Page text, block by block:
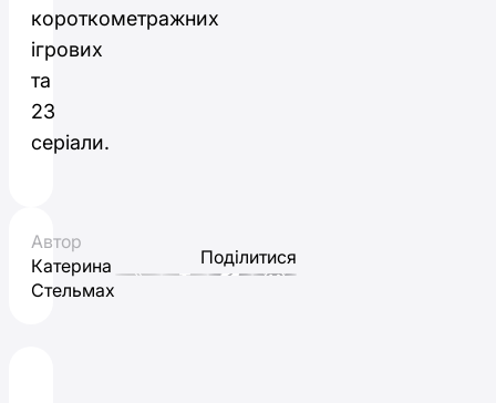
короткометражних
ігрових
та
23
серіали.
Автор
Катерина
Стельмах
Поділитися